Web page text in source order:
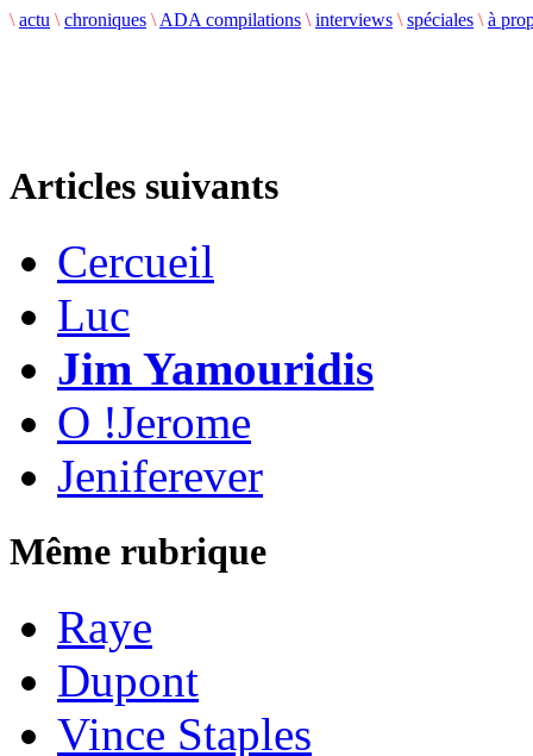
\ actu \ chroniques \ ADA compilations \ interviews \ spéciales \ à
Articles suivants
Cercueil
Luc
Jim Yamouridis
O !Jerome
Jeniferever
Même rubrique
Raye
Dupont
Vince Staples